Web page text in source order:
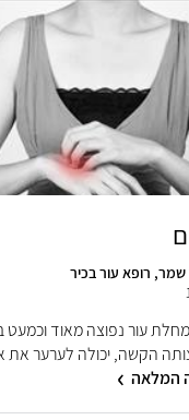
רופא עור בכיר
עור נפוצה מאוד
הקשה, יכולה לערער את
המלאה